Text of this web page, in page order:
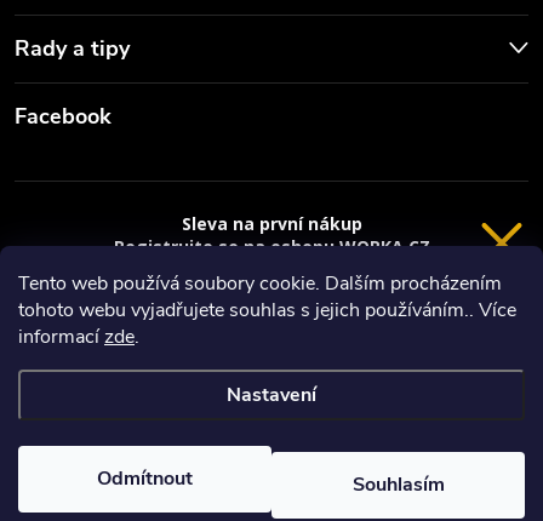
Tento web používá soubory cookie. Dalším procházením
tohoto webu vyjadřujete souhlas s jejich používáním.. Více
informacízde.
Nastavení
Odmítnout Souhlasím
Rady a tipy
Facebook
Vytvořil Shoptet
Copyright 2026
VRÁCENÍ 14 DNÍ
Sleva na první nákup
Registrujte se na eshopu WORKA.CZ
sleva 100 Kč* na nákup je Vaše.
Registrace
Privacy policy